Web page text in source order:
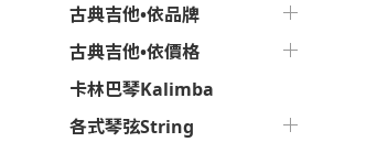
古典吉他•依品牌
古典吉他•依價格
卡林巴琴Kalimba
各式琴弦String